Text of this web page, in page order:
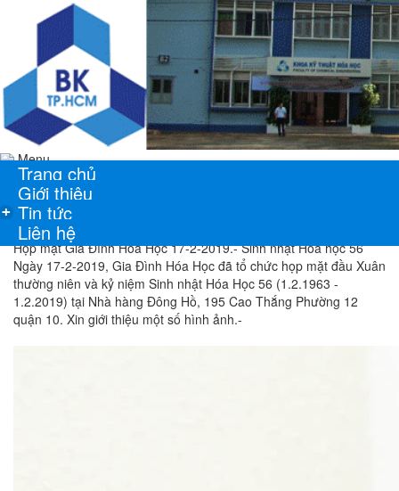
Menu
Trang chủ
Giới thiệu
+ Tin tức
Liên hệ
Họp mặt Gia Đình Hóa Học 17-2-2019.- Sinh nhật Hóa học 56
Ngày 17-2-2019, Gia Đình Hóa Học đã tổ chức họp mặt đầu Xuân
thường niên và kỷ niệm Sinh nhật Hóa Học 56 (1.2.1963 -
1.2.2019) tại Nhà hàng Đông Hồ, 195 Cao Thắng Phường 12
quận 10. Xin giới thiệu một số hình ảnh.-